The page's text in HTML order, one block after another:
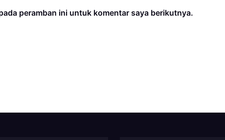
peramban ini untuk komentar saya berikutnya.